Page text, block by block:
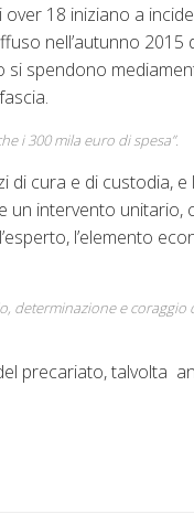
over 18 iniziano a
nell’autunno 2015
spendono
i 300 mila euro di spesa”.
di cura e di custodia,
un intervento
l’elemento
determinazione e
precariato, talvolta